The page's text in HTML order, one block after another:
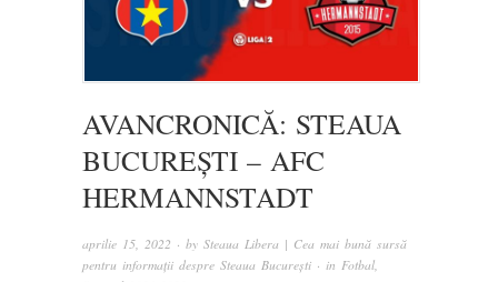
AVANCRONICĂ: STEAUA
BUCUREȘTI – AFC
HERMANNSTADT
aprilie 15, 2022 · by Steaua Libera | Cea mai bună sursă
pentru informații despre Steaua București · in Fotbal,